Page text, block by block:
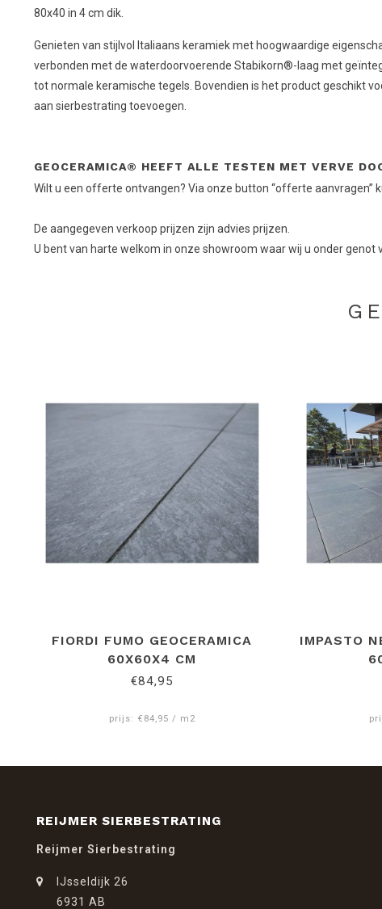
80x40 in 4 cm dik.
Genieten van stijlvol Italiaans keramiek met hoogwaardige
verbonden met de waterdoorvoerende Stabikorn®-laag met
tot normale keramische tegels. Bovendien is het product geschikt
aan sierbestrating toevoegen.
GEOCERAMICA® HEEFT ALLE TESTEN MET VERVE
Wilt u een offerte ontvangen? Via onze button “offerte aanvragen”
De aangegeven verkoop prijzen zijn advies prijzen.
U bent van harte welkom in onze showroom waar wij u onder
FIORDI FUMO GEOCERAMICA
60X60X4 CM
€84,95
prijs: €84,95 / m2
IMPASTO
REIJMER SIERBESTRATING
Reijmer Sierbestrating
IJsseldijk 26
6931 AB